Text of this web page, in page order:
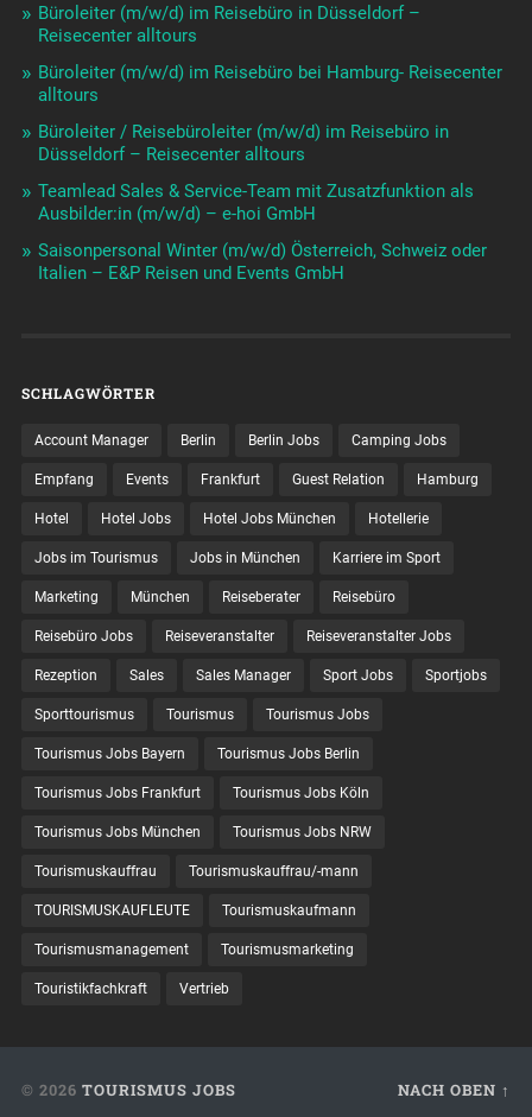
Büroleiter (m/w/d) im Reisebüro in Düsseldorf –
Reisecenter alltours
Büroleiter (m/w/d) im Reisebüro bei Hamburg- Reisecenter
alltours
Büroleiter / Reisebüroleiter (m/w/d) im Reisebüro in
Düsseldorf – Reisecenter alltours
Teamlead Sales & Service-Team mit Zusatzfunktion als
Ausbilder:in (m/w/d) – e-hoi GmbH
Saisonpersonal Winter (m/w/d) Österreich, Schweiz oder
Italien – E&P Reisen und Events GmbH
SCHLAGWÖRTER
Account Manager Berlin Berlin Jobs Camping Jobs
Empfang Events Frankfurt Guest Relation Hamburg
Hotel Hotel Jobs Hotel Jobs München Hotellerie
Jobs im Tourismus Jobs in München Karriere im Sport
Marketing München Reiseberater Reisebüro
Reisebüro Jobs Reiseveranstalter Reiseveranstalter Jobs
Rezeption Sales Sales Manager Sport Jobs Sportjobs
Sporttourismus Tourismus Tourismus Jobs
Tourismus Jobs Bayern Tourismus Jobs Berlin
Tourismus Jobs Frankfurt Tourismus Jobs Köln
Tourismus Jobs München Tourismus Jobs NRW
Tourismuskauffrau Tourismuskauffrau/-mann
TOURISMUSKAUFLEUTE Tourismuskaufmann
Tourismusmanagement Tourismusmarketing
Touristikfachkraft Vertrieb
© 2026 TOURISMUS JOBS NACH OBEN ↑